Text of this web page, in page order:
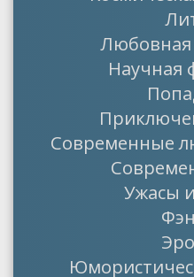
Любовная
Научная
Современные
Ужасы